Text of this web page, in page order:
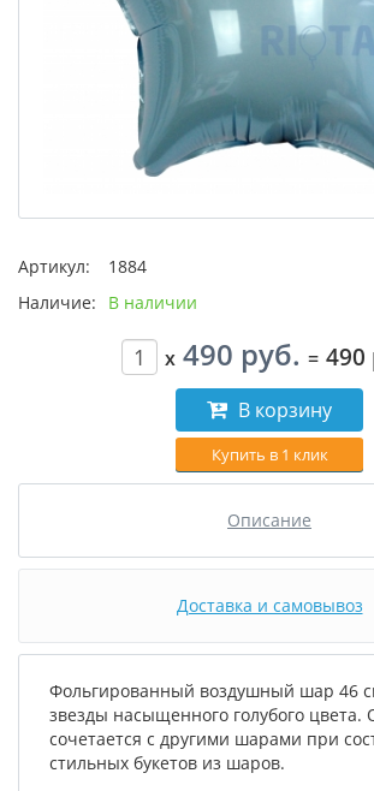
Артикул:
1884
Наличие:
В наличии
x 490 руб. = 490
В корзину
Купить в 1 клик
Описание
Доставка и самовывоз
Фольгированный воздушный шар 46
звезды насыщенного голубого цвета.
сочетается с другими шарами при
стильных букетов из шаров.